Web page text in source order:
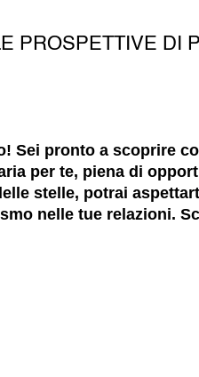
PROSPETTIVE DI
Sei pronto a scoprire
per te, piena di
stelle, potrai
nelle tue relazioni.